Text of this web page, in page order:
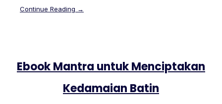
Continue Reading →
Ebook Mantra untuk Menciptakan
Kedamaian Batin